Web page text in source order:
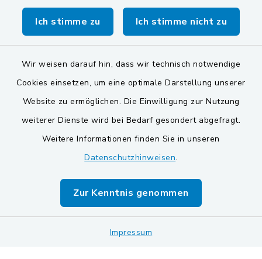
Ich stimme zu Ich stimme nicht zu
Wir weisen darauf hin, dass wir technisch notwendige
Cookies einsetzen, um eine optimale Darstellung unserer
Website zu ermöglichen. Die Einwilligung zur Nutzung
weiterer Dienste wird bei Bedarf gesondert abgefragt.
Weitere Informationen finden Sie in unseren
Datenschutzhinweisen.
Zur Kenntnis genommen
Impressum
Verwaltungsgemeinschaft Schwarzenfeld
Barrierefreiheit
Sitemap